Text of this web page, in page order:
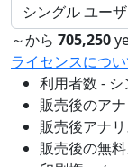
～から 705,250
ライセンスにつ
利用者数 -
販売後のア
販売後アナ
販売後の無